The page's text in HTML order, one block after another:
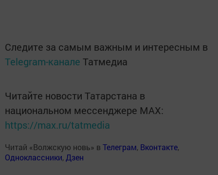
Следите за самым важным и интересным в
Telegram-канале Татмедиа
Читайте новости Татарстана в
национальном мессенджере MАХ:
https://max.ru/tatmedia
Читай «Волжскую новь» в Телеграм, Вконтакте,
Одноклассники, Дзен